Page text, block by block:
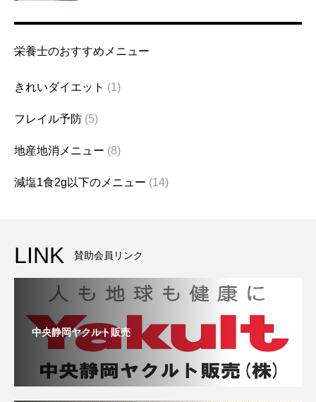
栄養士のおすすめメニュー
きれいダイエット (1)
フレイル予防 (5)
地産地消メニュー (8)
減塩1食2g以下のメニュー (14)
LINK 賛助会員リンク
中央静岡ヤクルト販売